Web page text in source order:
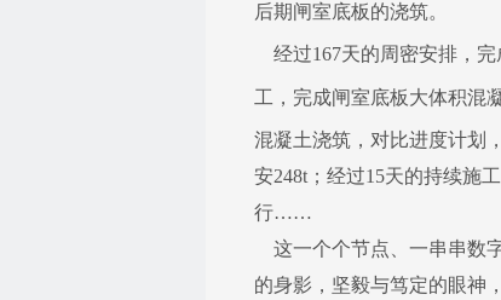
后期闸室底板的浇筑。
经过167天的周密安排，完
工，完成闸室底板大体积混
混凝土浇筑，对比进度计划
安248t；经过15天的持续施
行……
这一个个节点、一串串数
的身影，坚毅与笃定的眼神